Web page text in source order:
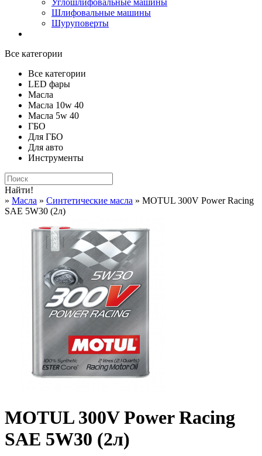
Углошлифовальные машины
Шлифовальные машины
Шуруповерты
Все категории
Все категории
LED фары
Масла
Масла 10w 40
Масла 5w 40
ГБО
Для ГБО
Для авто
Инструменты
Найти!
» Масла » Синтетические масла » MOTUL 300V Power Racing
SAE 5W30 (2л)
MOTUL 300V Power Racing
SAE 5W30 (2л)